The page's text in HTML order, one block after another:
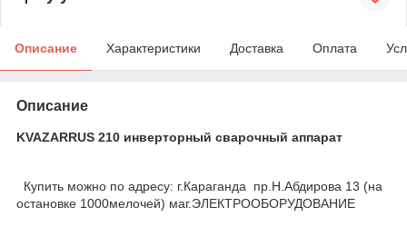
Описание Характеристики Доставка Оплата
Описание
KVAZARRUS 210 инверторный сварочный аппарат
Купить можно по адресу: г.Караганда пр.Н.Абдирова 13 (на
остановке 1000мелочей) маг.ЭЛЕКТРООБОРУДОВАНИЕ